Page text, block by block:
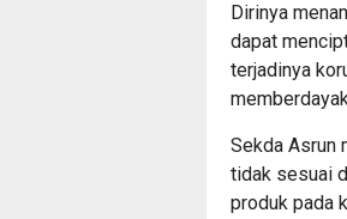
Dirinya
dapat
terjadinya
Sekda Asrun
tidak sesuai
produk pada